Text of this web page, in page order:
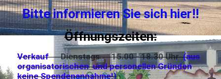
Bitte informieren Sie sich hier!!
Öffnungszeiten:
VerkaufDienstags 15.00 - 18.30 Uhr (aus
organisatorischen und personellen Gründen
keine Spendenannahme!)